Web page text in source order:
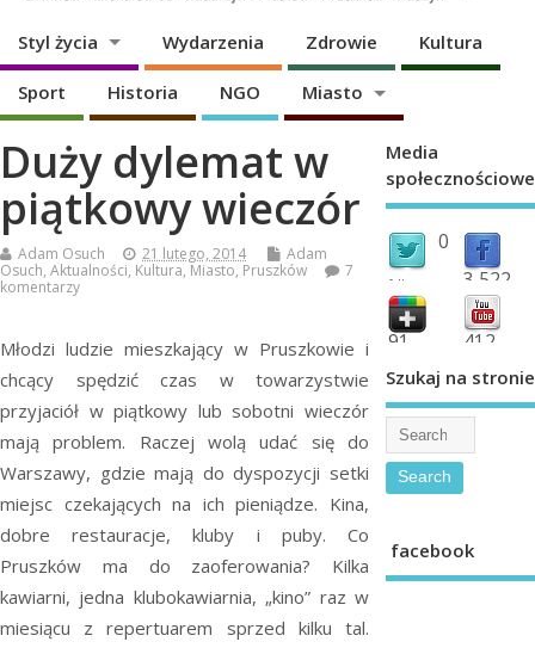
Styl życia Wydarzenia Zdrowie Kultura
Sport Historia NGO Miasto
Duży dylemat w
piątkowy wieczór
Adam Osuch 21 lutego, 2014
Adam
Osuch, Aktualności, Kultura, Miasto, Pruszków
7
komentarzy
Młodzi ludzie mieszkający w Pruszkowie i
chcący spędzić czas w towarzystwie
przyjaciół w piątkowy lub sobotni wieczór
mają problem. Raczej wolą udać się do
Warszawy, gdzie mają do dyspozycji setki
miejsc czekających na ich pieniądze. Kina,
dobre restauracje, kluby i puby. Co
Pruszków ma do zaoferowania? Kilka
kawiarni, jedna klubokawiarnia, „kino” raz w
miesiącu z repertuarem sprzed kilku tal.
Media
społecznościowe
0
followers 3,522
fans
91 412
Szukaj na stronie
facebook